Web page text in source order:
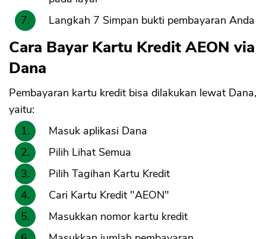
Langkah 7 Simpan bukti pembayaran Anda
Cara Bayar Kartu Kredit AEON via
Dana
Pembayaran kartu kredit bisa dilakukan lewat Dana,
yaitu:
Masuk aplikasi Dana
Pilih Lihat Semua
Pilih Tagihan Kartu Kredit
Cari Kartu Kredit "AEON"
Masukkan nomor kartu kredit